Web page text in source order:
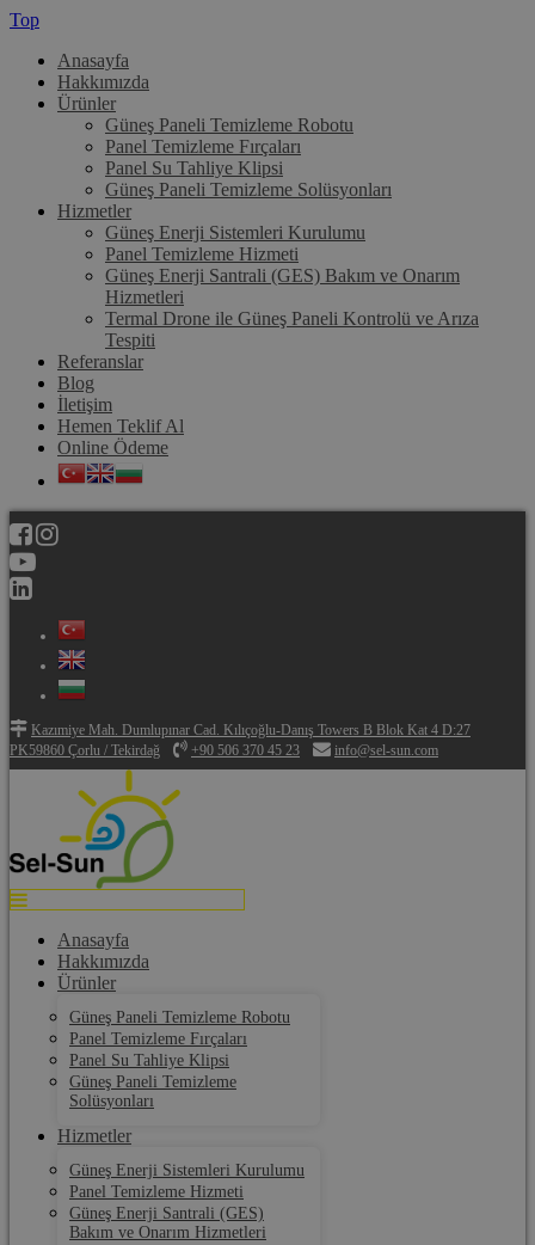
Top
Anasayfa
Hakkımızda
Ürünler
Güneş Paneli Temizleme Robotu
Panel Temizleme Fırçaları
Panel Su Tahliye Klipsi
Güneş Paneli Temizleme Solüsyonları
Hizmetler
Güneş Enerji Sistemleri Kurulumu
Panel Temizleme Hizmeti
Güneş Enerji Santrali (GES) Bakım ve Onarım
Hizmetleri
Termal Drone ile Güneş Paneli Kontrolü ve Arıza
Tespiti
Referanslar
Blog
İletişim
Hemen Teklif Al
Online Ödeme
Kazımiye Mah. Dumlupınar Cad. Kılıçoğlu-Danış Towers B Blok Kat 4 D:27
PK59860 Çorlu / Tekirdağ
+90 506 370 45 23 info@sel-sun.com
Anasayfa
Hakkımızda
Ürünler
Güneş Paneli Temizleme Robotu
Panel Temizleme Fırçaları
Panel Su Tahliye Klipsi
Güneş Paneli Temizleme
Solüsyonları
Hizmetler
Güneş Enerji Sistemleri Kurulumu
Panel Temizleme Hizmeti
Güneş Enerji Santrali (GES)
Bakım ve Onarım Hizmetleri